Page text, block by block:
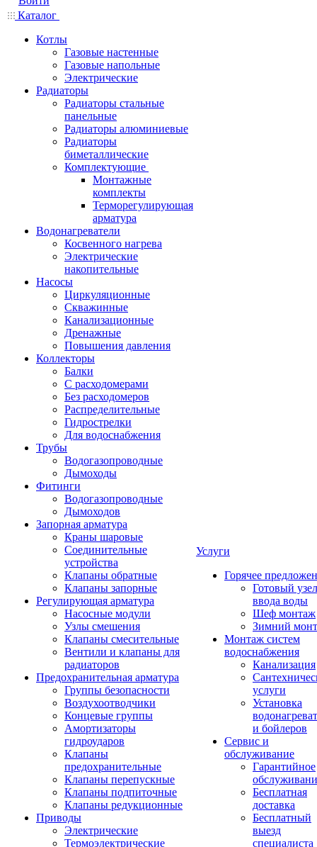
Каталог
Котлы
Газовые настенные
Газовые напольные
Электрические
Радиаторы
Радиаторы стальные
панельные
Радиаторы алюминиевые
Радиаторы
биметаллические
Комплектующие
Монтажные
комплекты
Терморегулирующая
арматура
Водонагреватели
Косвенного нагрева
Электрические
накопительные
Насосы
Циркуляционные
Скважинные
Канализационные
Дренажные
Повышения давления
Коллекторы
Балки
С расходомерами
Без расходомеров
Распределительные
Гидрострелки
Для водоснабжения
Трубы
Водогазопроводные
Дымоходы
Фитинги
Водогазопроводные
Дымоходов
Запорная арматура
Краны шаровые
Соединительные
устройства
Клапаны обратные
Клапаны запорные
Регулирующая арматура
Насосные модули
Узлы смешения
Клапаны смесительные
Вентили и клапаны для
радиаторов
Предохранительная арматура
Группы безопасности
Воздухоотводчики
Концевые группы
Амортизаторы
гидроударов
Клапаны
предохранительные
Клапаны перепускные
Клапаны подпиточные
Клапаны редукционные
Приводы
Электрические
Термоэлектрические
Услуги
Горячее
Готовый узел
ввода воды
Шеф монтаж
Зимний
Монтаж систем
водоснабжения
Канализация
услуги
Установка
и бойлеров
Сервис и
обслуживание
Гарантийное
Бесплатная
доставка
Бесплатный
выезд
специалиста